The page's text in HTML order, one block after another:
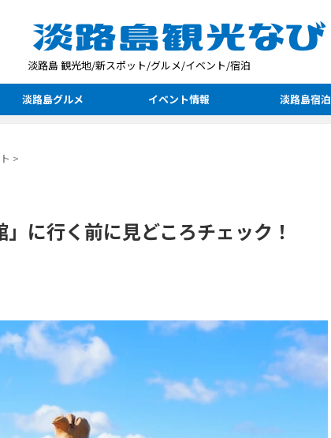
淡路島 観光地/新スポット/グルメ/イベント/宿泊
淡路島グルメ イベント情報 淡路島宿泊
>
」に行く前に見どころチェック！